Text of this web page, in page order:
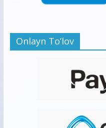
Onlayn To’lov